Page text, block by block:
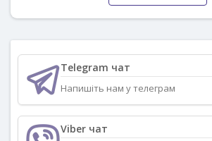
Telegram чат
Напишіть нам у телеграм
Viber чат